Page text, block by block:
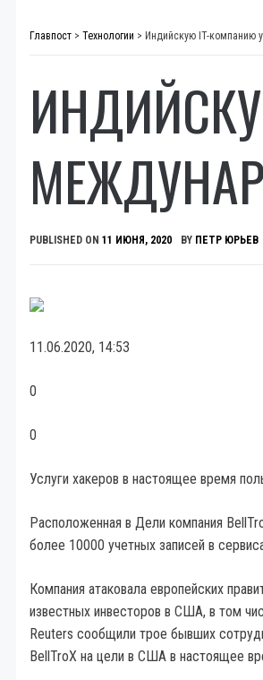
Главпост > Технологии > Индийскую IT-компанию
PUBLISHED ON 11 ИЮНЯ, 2020 BY ПЕТР ЮРЬЕВ
11.06.2020, 14:53
0
0
Услуги хакеров в настоящее время
Расположенная в Дели компания
более 10000 учетных записей в
Компания атаковала европейских
известных инвесторов в США, в том
Reuters сообщили трое бывших
BellTroX на цели в США в настоящее